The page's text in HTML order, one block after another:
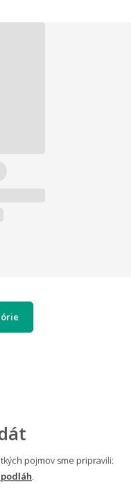
pojmov sme pripravili: